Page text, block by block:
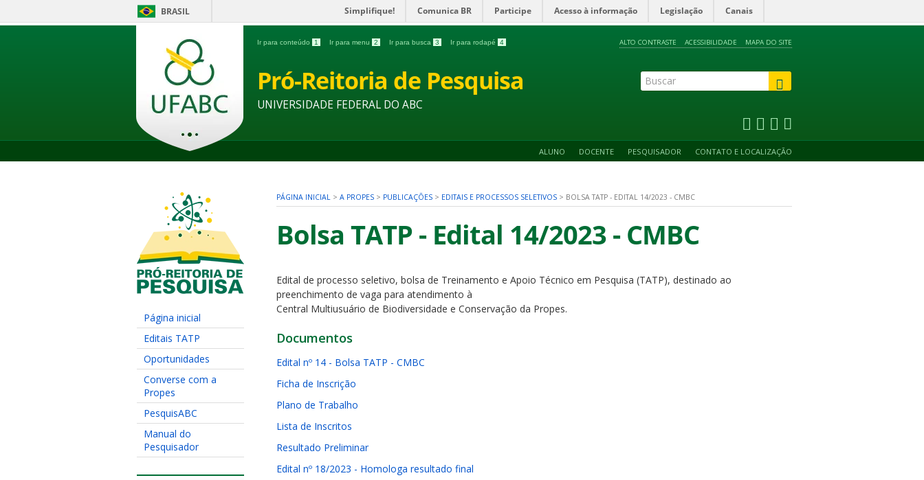
BRASIL Simplifique! Comunica BR Participe Acesso à informação Legislação Canais
Ir para conteúdo 1 Ir para menu 2 Ir para busca 3 Ir para rodapé 4 ALTO CONTRASTE ACESSIBILIDADE MAPA DO SITE
Pró-Reitoria de Pesquisa
UNIVERSIDADE FEDERAL DO ABC
ALUNO DOCENTE PESQUISADOR CONTATO E LOCALIZAÇÃO
Página inicial
Editais TATP
Oportunidades
Converse com a
Propes
PesquisABC
Manual do
Pesquisador
PÁGINA INICIAL > A PROPES > PUBLICAÇÕES > EDITAIS E PROCESSOS SELETIVOS > BOLSA TATP - EDITAL 14/2023 - CMBC
Bolsa TATP - Edital 14/2023 - CMBC
Edital de processo seletivo, bolsa de Treinamento e Apoio Técnico em Pesquisa (TATP), destinado ao
preenchimento de vaga para atendimento à
Central Multiusuário de Biodiversidade e Conservação da Propes.
Documentos
Edital nº 14 - Bolsa TATP - CMBC
Ficha de Inscrição
Plano de Trabalho
Lista de Inscritos
Resultado Preliminar
Edital nº 18/2023 - Homologa resultado final